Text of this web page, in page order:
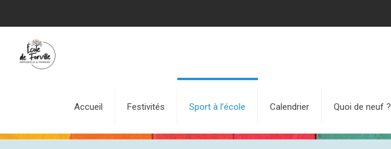
Accueil Festivités Sport à l’école Calendrier Quoi de neuf ?